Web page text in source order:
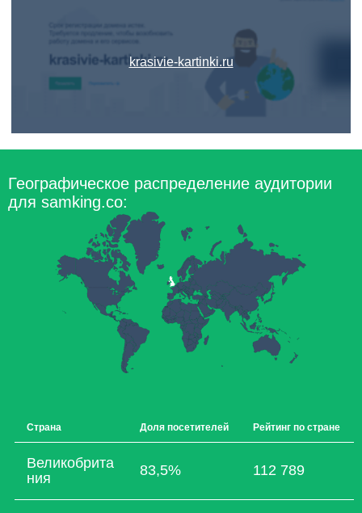
krasivie-kartinki.ru
Географическое распределение аудитории
для samking.co:
Страна Доля посетителей Рейтинг по стране
Великобрита
ния
83,5% 112 789